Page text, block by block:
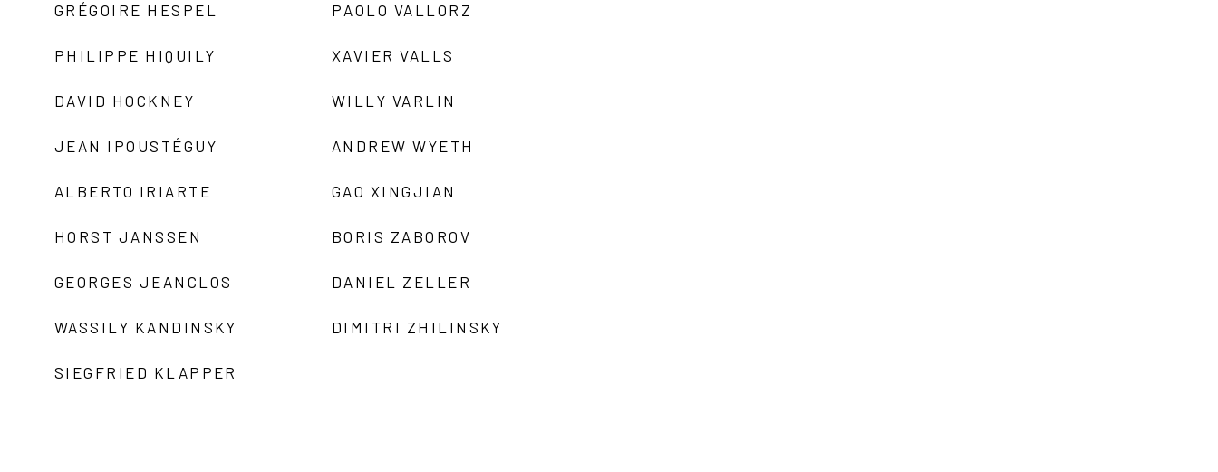
GRÉGOIRE HESPEL
PHILIPPE HIQUILY
DAVID HOCKNEY
JEAN IPOUSTÉGUY
ALBERTO IRIARTE
HORST JANSSEN
GEORGES JEANCLOS
WASSILY KANDINSKY
SIEGFRIED KLAPPER
PAOLO VALLORZ
XAVIER VALLS
WILLY VARLIN
ANDREW WYETH
GAO XINGJIAN
BORIS ZABOROV
DANIEL ZELLER
DIMITRI ZHILINSKY